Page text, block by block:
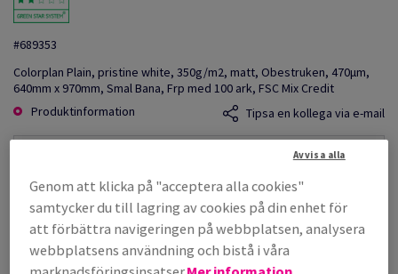
#689353
Colorplan Plain, pristine white, 350g/m2, matt, Obestruken, 470µm,
640mm x 970mm, Smal Bana, Frp med 100 ark, FSC Mix Credit
Produktinformation
Tipsa en kollega via e-mail
per 1 000 Sheet(s)
(217 kg )
BESTÄLLNINGSVARA, INGEN RETURRÄTT, FÖRVÄNTAT
LEV.DATUM 02/09/2026
Genom att klicka på "acceptera alla cookies"
samtycker du till lagring av cookies på din enhet för
att förbättra navigeringen på webbplatsen, analysera
webbplatsens användning och bistå i våra
Avvisa alla